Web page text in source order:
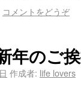
コメントをどうぞ
のご
作成者: life lovers